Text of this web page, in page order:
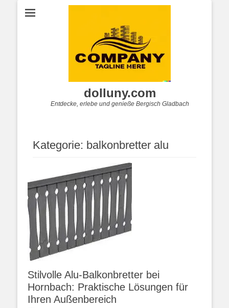
dolluny.com
Entdecke, erlebe und genieße Bergisch Gladbach
Kategorie: balkonbretter alu
Stilvolle Alu-Balkonbretter bei
Hornbach: Praktische Lösungen für
Ihren Außenbereich